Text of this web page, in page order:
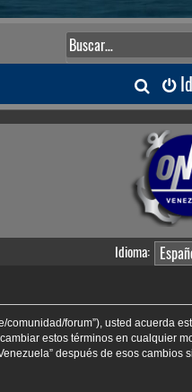
u
s
c
a
Idioma:
comunidad/forum”), usted acuerda
estos términos en cualquier
después de esos cambios